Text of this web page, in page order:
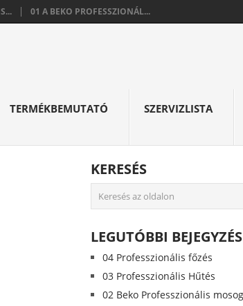
01 A BEKO PROFESSZIONÁL...
TERMÉKBEMUTATÓ SZERVIZLISTA
KERESÉS
LEGUTÓBBI
04 Professzionális főzés
03 Professzionális Hűtés
02 Beko Professzionális